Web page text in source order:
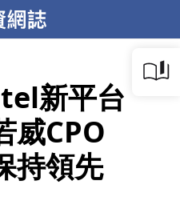
新平台
威CPO
持領先